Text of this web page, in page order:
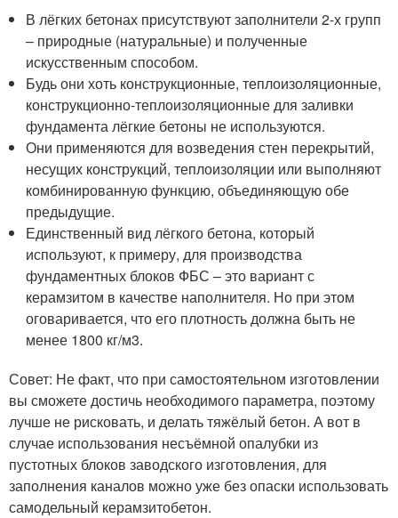
В лёгких бетонах присутствуют заполнители 2-х групп
– природные (натуральные) и полученные
искусственным способом.
Будь они хоть конструкционные, теплоизоляционные,
конструкционно-теплоизоляционные для заливки
фундамента лёгкие бетоны не используются.
Они применяются для возведения стен перекрытий,
несущих конструкций, теплоизоляции или выполняют
комбинированную функцию, объединяющую обе
предыдущие.
Единственный вид лёгкого бетона, который
используют, к примеру, для производства
фундаментных блоков ФБС – это вариант с
керамзитом в качестве наполнителя. Но при этом
оговаривается, что его плотность должна быть не
менее 1800 кг/м3.
Совет: Не факт, что при самостоятельном изготовлении
вы сможете достичь необходимого параметра, поэтому
лучше не рисковать, и делать тяжёлый бетон. А вот в
случае использования несъёмной опалубки из
пустотных блоков заводского изготовления, для
заполнения каналов можно уже без опаски использовать
самодельный керамзитобетон.